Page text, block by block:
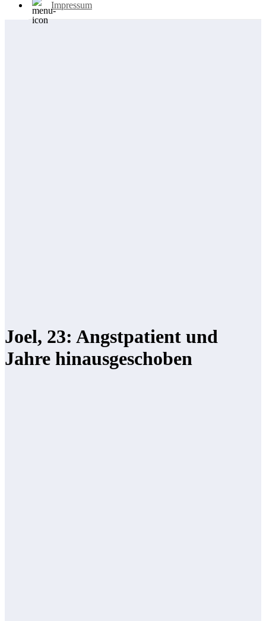
Impressum
Joel, 23: Angstpatient und
Jahre hinausgeschoben